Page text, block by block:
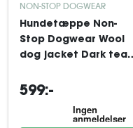
NON-STOP DOGWEAR
Hundetæppe Non-
Stop Dogwear Wool
dog jacket Dark teal
599:-